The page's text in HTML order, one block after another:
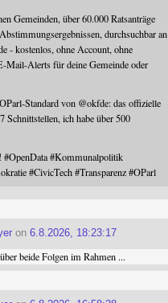
Gemeinden, über 60.000 Ratsanträge
durchsuchbar an
- kostenlos, ohne Account, ohne
Mail-Alerts für deine Gemeinde oder
Standard von @okfde: das offizielle
Schnittstellen, ich habe über 500
#OpenData #Kommunalpolitik
#CivicTech #Transparenz #OParl
on6.8.2026, 18:23:17
beide Folgen im Rahmen ...